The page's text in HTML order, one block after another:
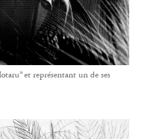
et représentant un de ses